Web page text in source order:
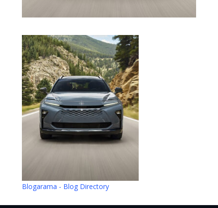
Blogarama - Blog Directory